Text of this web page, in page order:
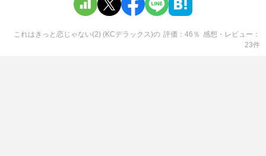
これはきっと恋じゃない(2) (KCデラックス)の 評価 46 ％ 感想・レビュー
23件